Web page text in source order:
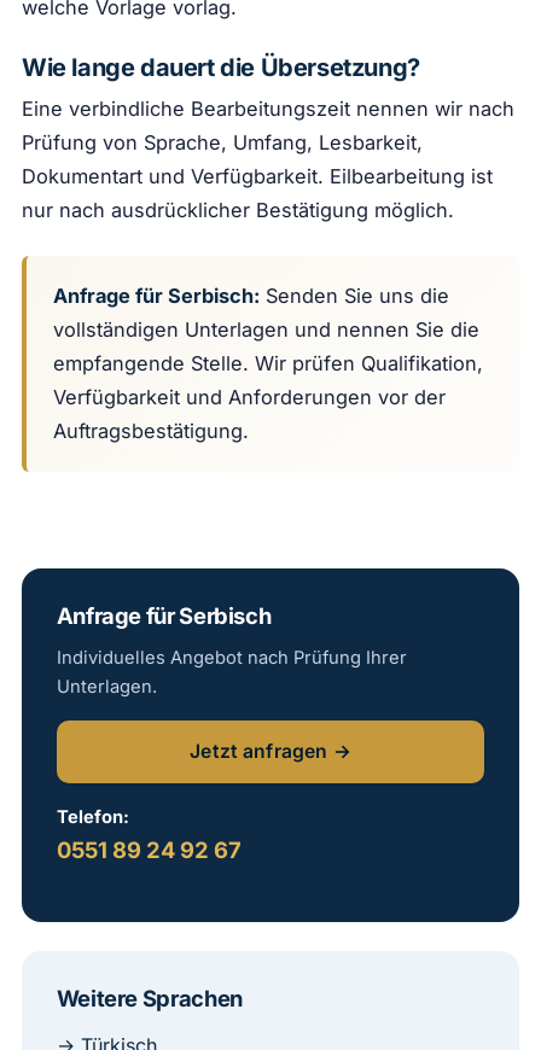
welche Vorlage vorlag.
Wie lange dauert die Übersetzung?
Eine verbindliche Bearbeitungszeit nennen wir nach
Prüfung von Sprache, Umfang, Lesbarkeit,
Dokumentart und Verfügbarkeit. Eilbearbeitung ist
nur nach ausdrücklicher Bestätigung möglich.
Anfrage für Serbisch: Senden Sie uns die
vollständigen Unterlagen und nennen Sie die
empfangende Stelle. Wir prüfen Qualifikation,
Verfügbarkeit und Anforderungen vor der
Auftragsbestätigung.
Anfrage für Serbisch
Individuelles Angebot nach Prüfung Ihrer
Unterlagen.
Jetzt anfragen →
Telefon:
0551 89 24 92 67
Weitere Sprachen
→ Türkisch